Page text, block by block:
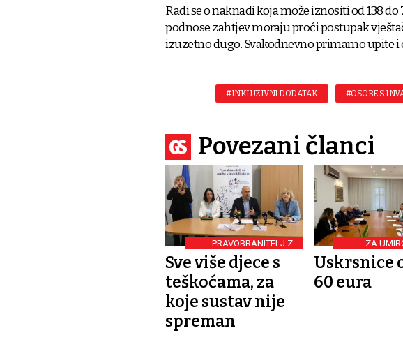
Radi se o naknadi koja može iznositi od 138
podnose zahtjev moraju proći postupak
izuzetno dugo. Svakodnevno primamo upite i
#INKLUZIVNI DODATAK #OSOBE S
Povezani članci
PRAVOBRANITELJ ZA
OSOBE S INVALIDITETOM:
Sve više djece s
teškoćama, za
koje sustav nije
spreman
ZA
KORISNIKE
Uskrsnice
60 eura